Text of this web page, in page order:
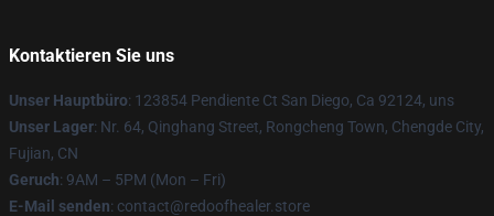
Kontaktieren Sie uns
Unser Hauptbüro: 123854 Pendiente Ct San Diego, Ca 92124, uns
Unser Lager: Nr. 64, Qinghang Street, Rongcheng Town, Chengde City,
Fujian, CN
Geruch: 9AM – 5PM (Mon – Fri)
E-Mail senden: contact@redoofhealer.store